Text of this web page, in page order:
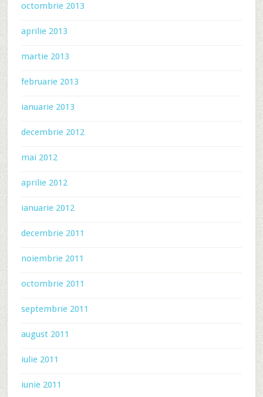
octombrie 2013
aprilie 2013
martie 2013
februarie 2013
ianuarie 2013
decembrie 2012
mai 2012
aprilie 2012
ianuarie 2012
decembrie 2011
noiembrie 2011
octombrie 2011
septembrie 2011
august 2011
iulie 2011
iunie 2011